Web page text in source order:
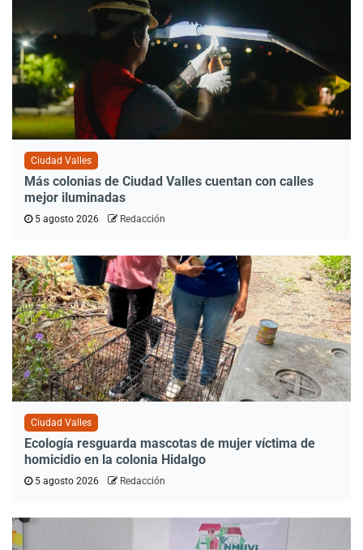
Ciudad Valles
Más colonias de Ciudad Valles cuentan con calles
mejor iluminadas
5 agosto 2026 Redacción
Ciudad Valles
Ecología resguarda mascotas de mujer víctima de
homicidio en la colonia Hidalgo
5 agosto 2026 Redacción